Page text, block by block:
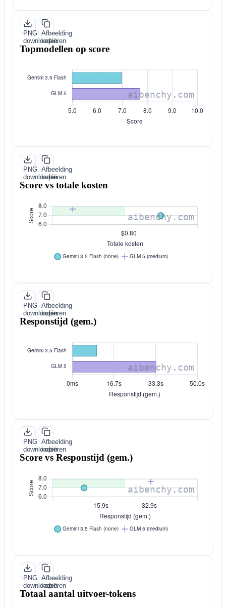
PNG
downloaden
Afbeelding
kopiëren
Topmodellen op score
PNG
downloaden
Afbeelding
kopiëren
Score vs totale kosten
PNG
downloaden
Afbeelding
kopiëren
Responstijd (gem.)
PNG
downloaden
Afbeelding
kopiëren
Score vs Responstijd (gem.)
PNG
downloaden
Afbeelding
kopiëren
Totaal aantal uitvoer-tokens